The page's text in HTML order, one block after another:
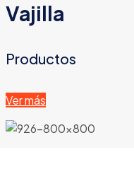
Vajilla
Productos
Ver más